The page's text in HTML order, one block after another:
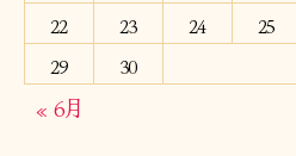
22
23 24 25
29
30
« 6月